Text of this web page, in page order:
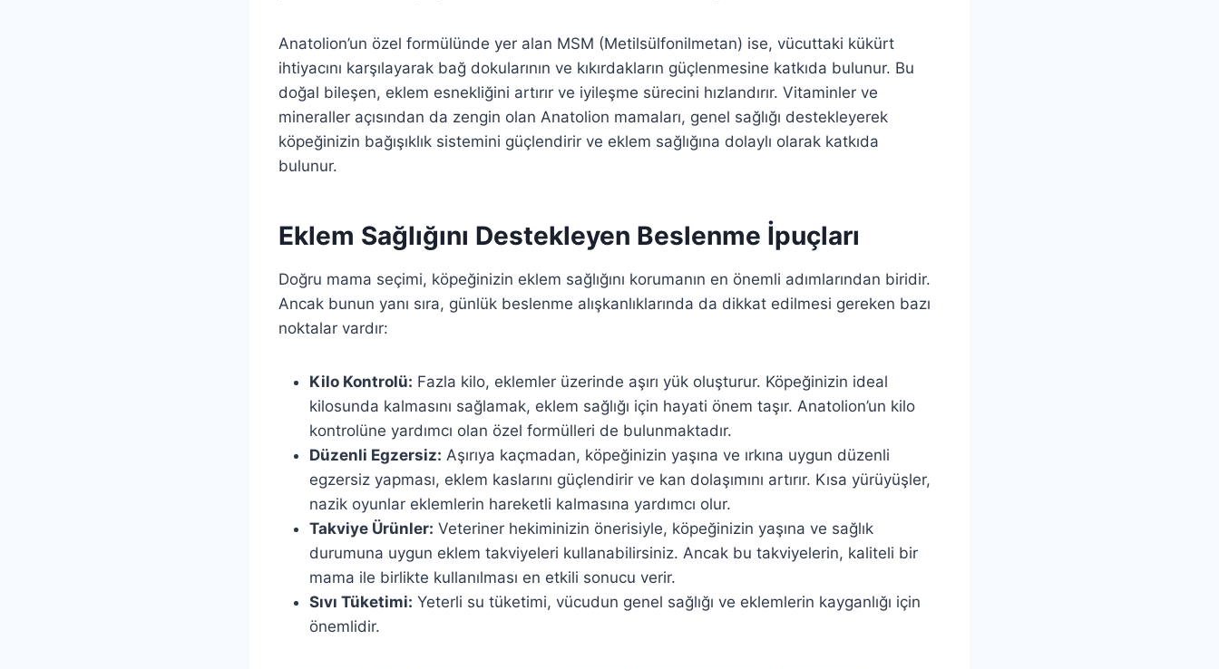
Anatolion’un özel formülünde yer alan MSM (Metilsülfonilmetan) ise, vücuttaki kükürt
ihtiyacını karşılayarak bağ dokularının ve kıkırdakların güçlenmesine katkıda bulunur. Bu
doğal bileşen, eklem esnekliğini artırır ve iyileşme sürecini hızlandırır. Vitaminler ve
mineraller açısından da zengin olan Anatolion mamaları, genel sağlığı destekleyerek
köpeğinizin bağışıklık sistemini güçlendirir ve eklem sağlığına dolaylı olarak katkıda
bulunur.
Eklem Sağlığını Destekleyen Beslenme İpuçları
Doğru mama seçimi, köpeğinizin eklem sağlığını korumanın en önemli adımlarından biridir.
Ancak bunun yanı sıra, günlük beslenme alışkanlıklarında da dikkat edilmesi gereken bazı
noktalar vardır:
Kilo Kontrolü: Fazla kilo, eklemler üzerinde aşırı yük oluşturur. Köpeğinizin ideal
kilosunda kalmasını sağlamak, eklem sağlığı için hayati önem taşır. Anatolion’un kilo
kontrolüne yardımcı olan özel formülleri de bulunmaktadır.
Düzenli Egzersiz: Aşırıya kaçmadan, köpeğinizin yaşına ve ırkına uygun düzenli
egzersiz yapması, eklem kaslarını güçlendirir ve kan dolaşımını artırır. Kısa yürüyüşler,
nazik oyunlar eklemlerin hareketli kalmasına yardımcı olur.
Takviye Ürünler: Veteriner hekiminizin önerisiyle, köpeğinizin yaşına ve sağlık
durumuna uygun eklem takviyeleri kullanabilirsiniz. Ancak bu takviyelerin, kaliteli bir
mama ile birlikte kullanılması en etkili sonucu verir.
Sıvı Tüketimi: Yeterli su tüketimi, vücudun genel sağlığı ve eklemlerin kayganlığı için
önemlidir.